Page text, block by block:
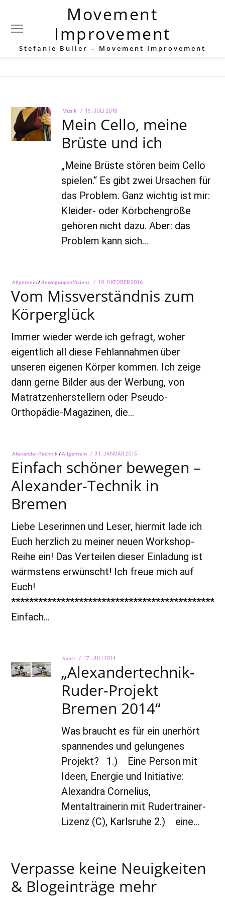
Movement
Improvement
Stefanie Buller – Movement Improvement
Schlagwort:
Rückenschmerzen
Musik
POSTED
ON
15. JULI 2018
AUGUST
2022
Mein Cello, meine
Brüste und ich
„Meine Brüste stören beim Cello
spielen.“ Es gibt zwei Ursachen für
das Problem. Ganz wichtig ist mir:
Kleider- oder Körbchengröße
gehören nicht dazu. Aber: das
Problem kann sich…
Allgemein/ Bewegungseffizienz
POSTED
10. OKTOBER 2016
SEPTEMBER
2018
Vom Missverständnis zum
Körperglück
Immer wieder werde ich gefragt, woher
eigentlich all diese Fehlannahmen über
unseren eigenen Körper kommen. Ich zeige
dann gerne Bilder aus der Werbung, von
Matratzenherstellern oder Pseudo-
Orthopädie-Magazinen, die…
Alexander-Technik/Allgemein
POSTED
31. JANUAR 2015
2022
Einfach schöner bewegen –
Alexander-Technik in
Bremen
Liebe Leserinnen und Leser, hiermit lade ich
Euch herzlich zu meiner neuen Workshop-
Reihe ein! Das Verteilen dieser Einladung ist
wärmstens erwünscht! Ich freue mich auf
Euch!
Einfach…
Sport
POSTED
17. JULI 2014
AUGUST
2022
„Alexandertechnik-
Ruder-Projekt
Bremen 2014“
Was braucht es für ein unerhört
spannendes und gelungenes
Projekt? 1.) Eine Person mit
Ideen, Energie und Initiative:
Alexandra Cornelius,
Mentaltrainerin mit Rudertrainer-
Lizenz (C), Karlsruhe 2.) eine…
Verpasse keine Neuigkeiten
& Blogeinträge mehr